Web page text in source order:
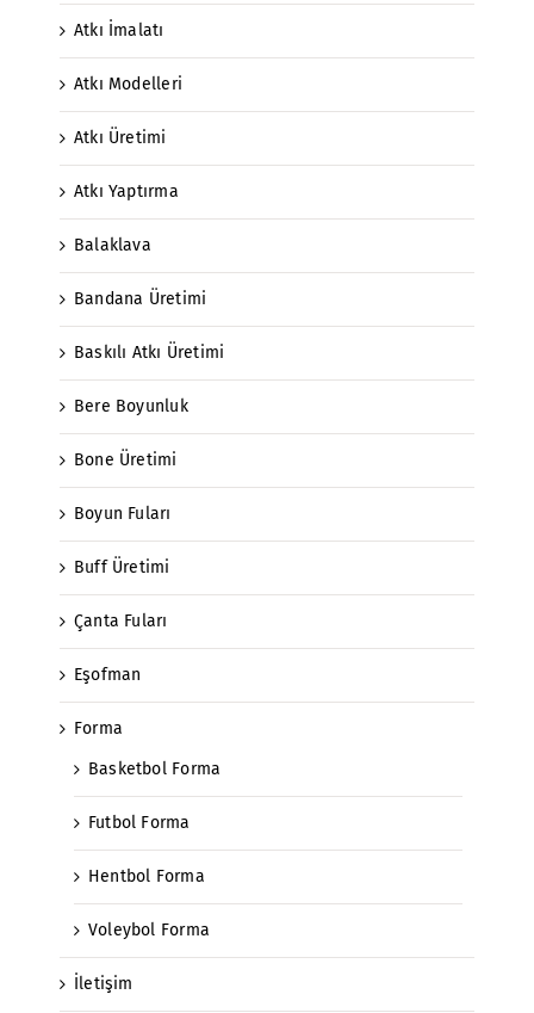
Atkı İmalatı
Atkı Modelleri
Atkı Üretimi
Atkı Yaptırma
Balaklava
Bandana Üretimi
Baskılı Atkı Üretimi
Bere Boyunluk
Bone Üretimi
Boyun Fuları
Buff Üretimi
Çanta Fuları
Eşofman
Forma
Basketbol Forma
Futbol Forma
Hentbol Forma
Voleybol Forma
İletişim